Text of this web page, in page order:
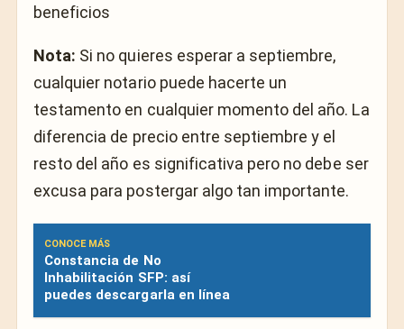
beneficios
Nota: Si no quieres esperar a septiembre,
cualquier notario puede hacerte un
testamento en cualquier momento del año. La
diferencia de precio entre septiembre y el
resto del año es significativa pero no debe ser
excusa para postergar algo tan importante.
CONOCE MÁS
Constancia de No
Inhabilitación SFP: así
puedes descargarla en línea